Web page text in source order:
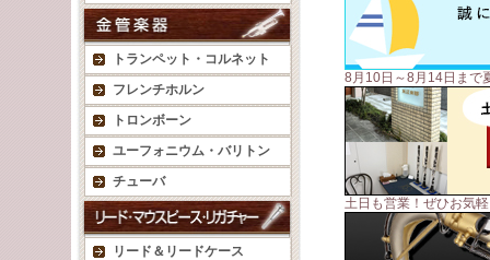
トランペット・コルネット
フレンチホルン
トロンボーン
ユーフォニウム・バリトン
チューバ
リード＆リードケース
NEW!
クランポ
(7/21)
NEW!クランポ
NEW!ベッソン
NEW!クルトワ
8月10日～8月14日まで
土日も営業！ぜひお気